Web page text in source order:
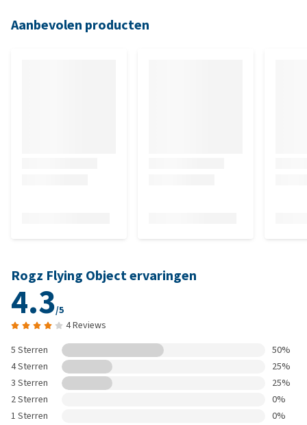
Aanbevolen producten
Rogz Flying Object ervaringen
4.3/5
4 Reviews
5 Sterren
50%
4 Sterren
25%
3 Sterren
25%
2 Sterren
0%
1 Sterren
0%